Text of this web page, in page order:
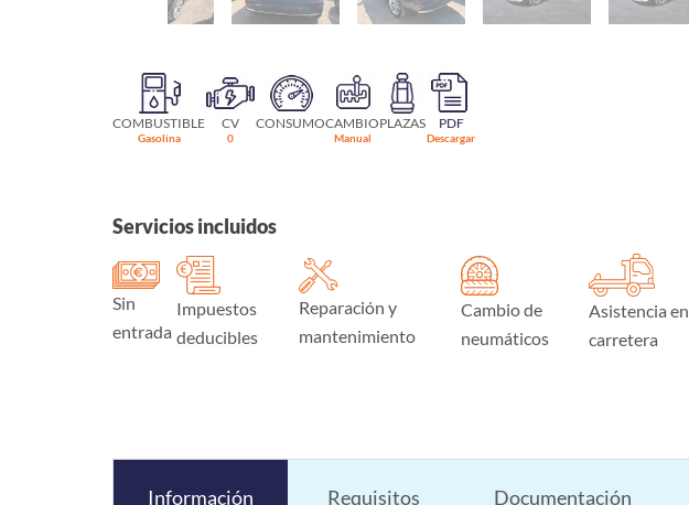
COMBUSTIBLE
Gasolina
CV
0
CONSUMOCAMBIO
Manual
PLAZAS PDF
Descargar
Servicios incluidos
Sin
entrada
Impuestos
deducibles
Reparación y
mantenimiento
Cambio de
neumáticos
Asistencia en
carretera
Información Requisitos Documentación